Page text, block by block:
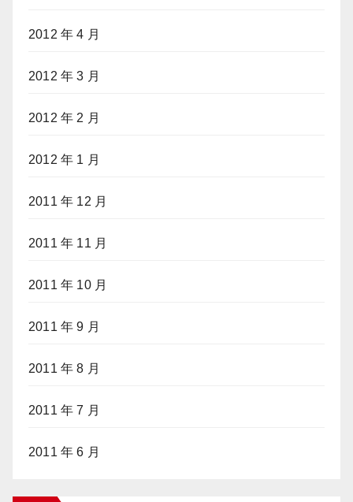
2012 年 4 月
2012 年 3 月
2012 年 2 月
2012 年 1 月
2011 年 12 月
2011 年 11 月
2011 年 10 月
2011 年 9 月
2011 年 8 月
2011 年 7 月
2011 年 6 月